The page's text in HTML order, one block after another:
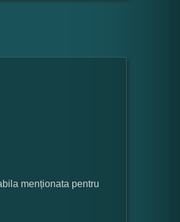
menționata pentru